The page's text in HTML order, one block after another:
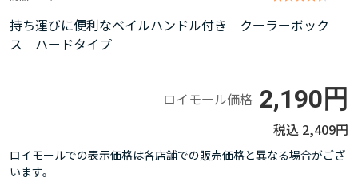
持ち運びに便利なベイルハンドル付き クーラーボック
ス ハードタイプ
ロイモール価格 2,190円
2,409円
ロイモールでの表示価格は各店舗での販売価格と異なる場合がござ
います。